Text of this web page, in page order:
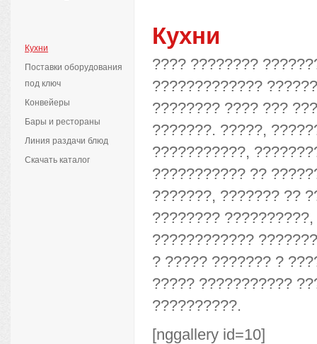
Кухни
???? ????????
?????????????
???????? ???? ???
???????. ?????,
???????????,
??????????? ??
???????, ??????? ??
????????
????????????
? ????? ??????? ?
????? ???????????
??????????.
[nggallery id=10]
Кухни
Поставки оборудования
под ключ
Конвейеры
Бары и рестораны
Линия раздачи блюд
Скачать каталог